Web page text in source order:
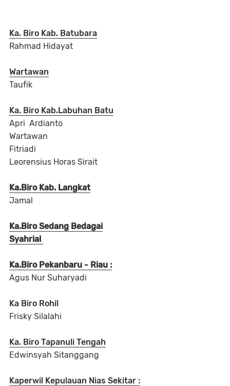
Ka. Biro Kab. Batubara
Rahmad Hidayat
Wartawan
Taufik
Ka. Biro Kab.Labuhan Batu
Apri Ardianto
Wartawan
Fitriadi
Leorensius Horas Sirait
Ka.Biro Kab. Langkat
Jamal
Ka.Biro Sedang Bedagai
Syahrial
Ka.Biro Pekanbaru - Riau :
Agus Nur Suharyadi
Ka Biro Rohil
Frisky Silalahi
Ka. Biro Tapanuli Tengah
Edwinsyah Sitanggang
Kaperwil Kepulauan Nias Sekitar :